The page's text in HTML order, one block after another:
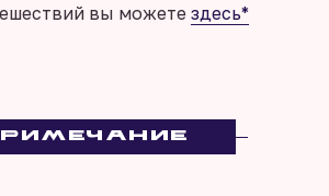
вы можете здесь*